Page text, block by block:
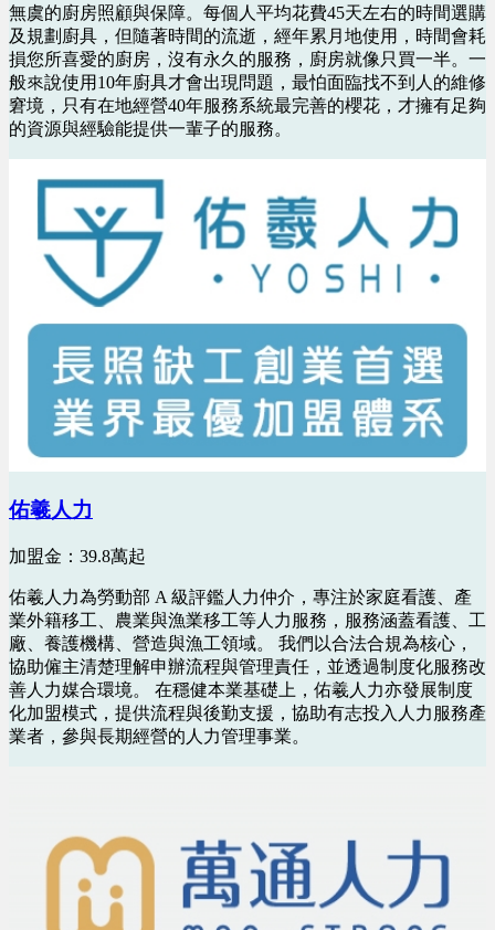
無虞的廚房照顧與保障。每個人平均花費45天左右的時間選購
及規劃廚具，但隨著時間的流逝，經年累月地使用，時間會耗
損您所喜愛的廚房，沒有永久的服務，廚房就像只買一半。一
般來說使用10年廚具才會出現問題，最怕面臨找不到人的維修
窘境，只有在地經營40年服務系統最完善的櫻花，才擁有足夠
的資源與經驗能提供一輩子的服務。
佑羲人力
加盟金：39.8萬起
佑羲人力為勞動部 A 級評鑑人力仲介，專注於家庭看護、產
業外籍移工、農業與漁業移工等人力服務，服務涵蓋看護、工
廠、養護機構、營造與漁工領域。 我們以合法合規為核心，
協助僱主清楚理解申辦流程與管理責任，並透過制度化服務改
善人力媒合環境。 在穩健本業基礎上，佑羲人力亦發展制度
化加盟模式，提供流程與後勤支援，協助有志投入人力服務產
業者，參與長期經營的人力管理事業。